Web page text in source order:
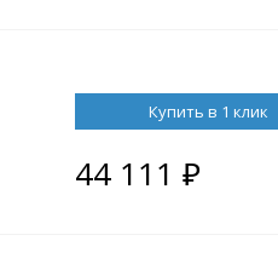
Купить в 1 клик
44 111₽